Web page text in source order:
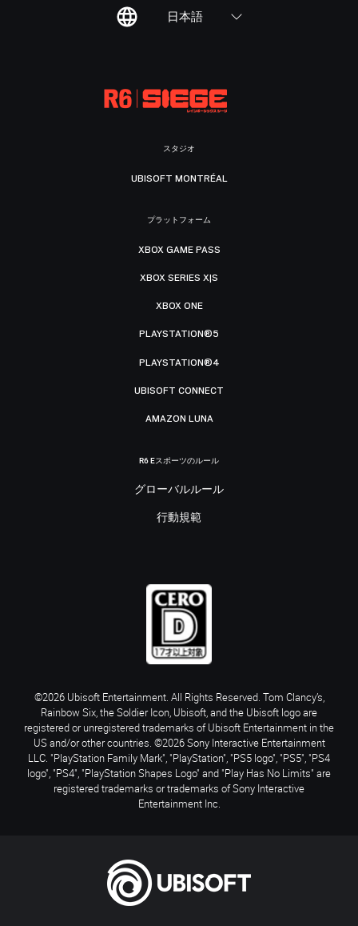
日本語
スタジオ
UBISOFT MONTRÉAL
プラットフォーム
XBOX GAME PASS
XBOX SERIES X|S
XBOX ONE
PLAYSTATION®5
PLAYSTATION®4
UBISOFT CONNECT
AMAZON LUNA
R6 Eスポーツのルール
グローバルルール
行動規範
©2026 Ubisoft Entertainment. All Rights Reserved. Tom Clancy’s,
Rainbow Six, the Soldier Icon, Ubisoft, and the Ubisoft logo are
registered or unregistered trademarks of Ubisoft Entertainment in the
US and/or other countries. ©2026 Sony Interactive Entertainment
LLC. "PlayStation Family Mark", "PlayStation", "PS5 logo", "PS5", "PS4
logo", "PS4", "PlayStation Shapes Logo" and "Play Has No Limits" are
registered trademarks or trademarks of Sony Interactive
Entertainment Inc.